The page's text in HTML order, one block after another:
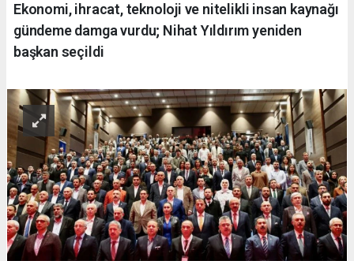
Ekonomi, ihracat, teknoloji ve nitelikli insan kaynağı
gündeme damga vurdu; Nihat Yıldırım yeniden
başkan seçildi